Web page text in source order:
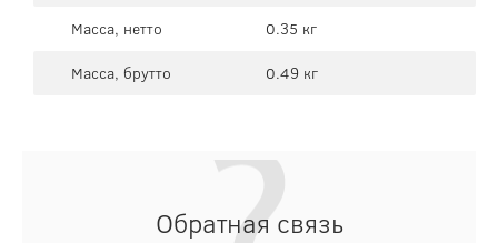
Масса, нетто
0.35 кг
Масса, брутто
0.49 кг
Обратная связь